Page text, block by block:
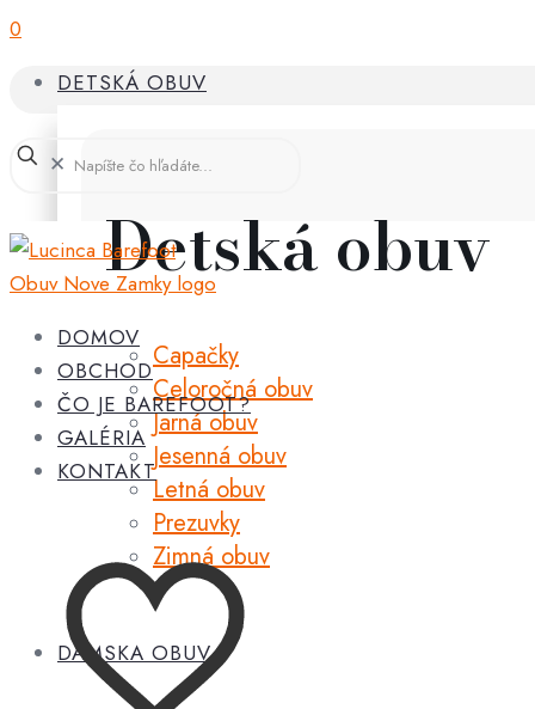
0
DETSKÁ OBUV
Detská obuv
Capačky
Celoročná obuv
Jarná obuv
Jesenná obuv
Letná obuv
Prezuvky
Zimná obuv
DÁMSKA OBUV
✕
DOMOV
OBCHOD
ČO JE BAREFOOT?
GALÉRIA
KONTAKT